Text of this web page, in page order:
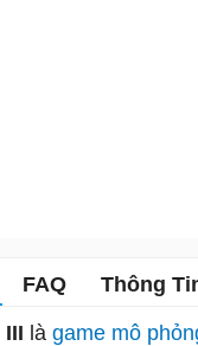
FAQ Thông
là game mô